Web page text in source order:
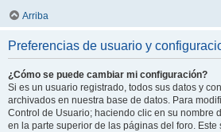
Arriba
Preferencias de usuario y
¿Cómo se puede cambiar mi configuración?
Si es un usuario registrado, todos sus datos y
archivados en nuestra base de datos. Para
Control de Usuario; haciendo clic en su nombre
en la parte superior de las páginas del foro.